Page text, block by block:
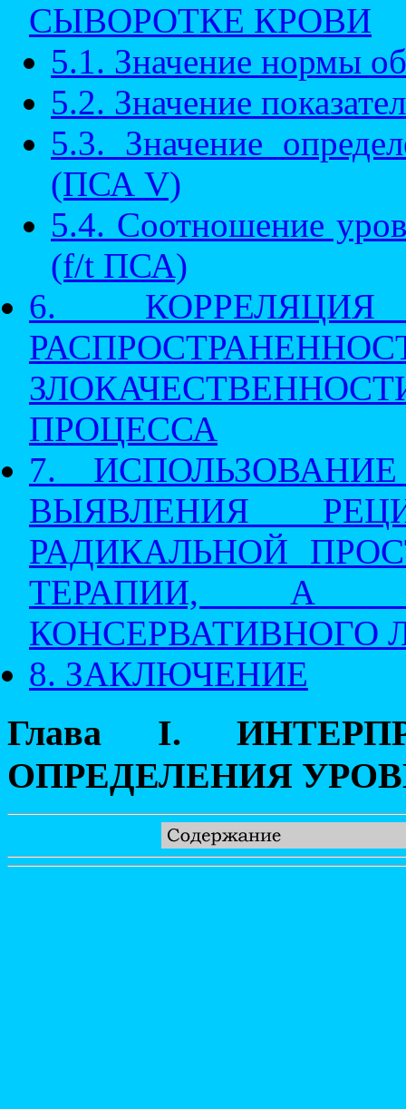
СЫВОРОТКЕ КРОВИ
5.1. Значение нормы
5.2. Значение
5.3. Значение
(ПСА V)
5.4. Соотношение
(f/t ПСА)
6.
ПРОЦЕССА
7.
ВЫЯВЛЕНИЯ
РАДИКАЛЬНОЙ
ТЕРАПИИ, А
КОНСЕРВАТИВНОГО
8. ЗАКЛЮЧЕНИЕ
Глава I.
ОПРЕДЕЛЕНИЯ